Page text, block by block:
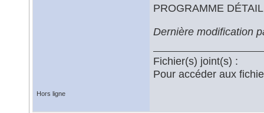
PROGRAMME
Dernière modification
Fichier(s) joint(s) :
Pour accéder aux
Hors ligne